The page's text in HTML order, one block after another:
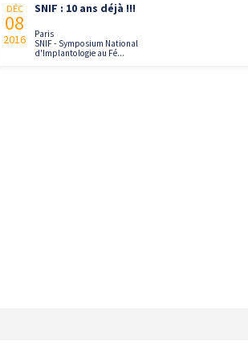
DÉC
08
2016
SNIF : 10 ans déjà !!!
Paris
SNIF - Symposium National
d'Implantologie au Fé...